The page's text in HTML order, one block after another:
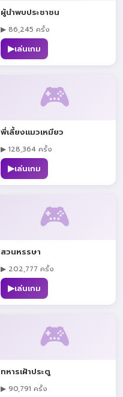
ผู้นำพบประชาชน
▶ 86,245 ครั้ง
▶เล่นเกม
🎮
พี่เลี้ยงแมวเหมียว
▶ 128,364 ครั้ง
▶เล่นเกม
🎮
สวนหรรษา
▶ 202,777 ครั้ง
▶เล่นเกม
🎮
ทหารเฝ้าประตู
▶ 90,791 ครั้ง